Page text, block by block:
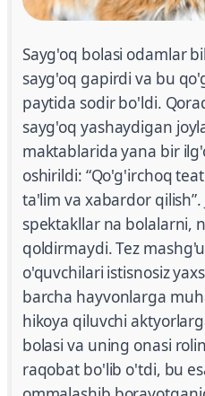
Sayg'oq bolasi odamlar
sayg'oq gapirdi va bu
paytida sodir bo'ldi.
sayg'oq yashaydigan
maktablarida yana bir
oshirildi: “Qo'g'irchoq
ta'lim va xabardor
spektakllar na bolalarni,
qoldirmaydi. Tez
o'quvchilari istisnosiz
barcha hayvonlarga
hikoya qiluvchi
bolasi va uning onasi
raqobat bo'lib o'tdi, bu